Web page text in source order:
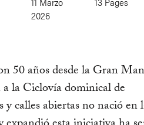
2026
50 años desde la Gran
la Ciclovía dominical de
calles abiertas no nació en